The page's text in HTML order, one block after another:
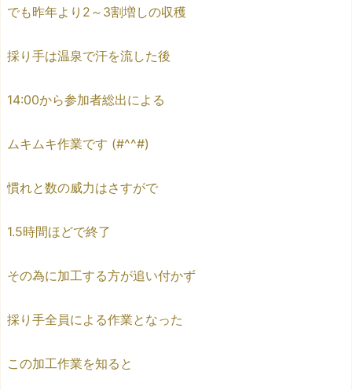
でも昨年より2～3割増しの収穫
採り手は温泉で汗を流した後
14:00から参加者総出による
ムキムキ作業です (#^^#)
慣れと数の威力はさすがで
1.5時間ほどで終了
その為に加工する方が追い付かず
採り手全員による作業となった
この加工作業を知ると